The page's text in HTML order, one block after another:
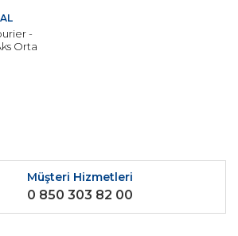
-
Orta
Müşteri Hizmetleri
0 850 303 82 00